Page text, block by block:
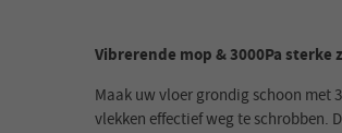
Vibrerende mop & 3000Pa sterke
Maak uw vloer grondig schoon met
vlekken effectief weg te schrobben.